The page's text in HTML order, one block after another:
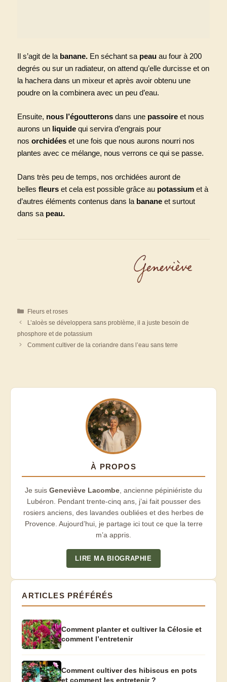
Il s’agit de la banane. En séchant sa peau au four à 200
degrés ou sur un radiateur, on attend qu’elle durcisse et on
la hachera dans un mixeur et après avoir obtenu une
poudre on la combinera avec un peu d’eau.
Ensuite, nous l’égoutterons dans une passoire et nous
aurons un liquide qui servira d’engrais pour
nosorchidées et une fois que nous aurons nourri nos
plantes avec ce mélange, nous verrons ce qui se passe.
Dans très peu de temps, nos orchidées auront de
bellesfleurs et cela est possible grâce au potassium et à
d’autres éléments contenus dans la banane et surtout
dans sa peau.
Catégories
Fleurs et roses
L’aloès se développera sans problème, il a juste besoin de
phosphore et de potassium
Comment cultiver de la coriandre dans l’eau sans terre
À PROPOS
Je suis Geneviève Lacombe , ancienne pépiniériste du
Lubéron. Pendant trente-cinq ans, j’ai fait pousser des
rosiers anciens, des lavandes oubliées et des herbes de
Provence. Aujourd’hui, je partage ici tout ce que la terre
m’a appris.
LIRE MA BIOGRAPHIE
ARTICLES PRÉFÉRÉS
Comment planter et cultiver la Célosie et
comment l’entretenir
Comment cultiver des hibiscus en pots
et comment les entretenir ?